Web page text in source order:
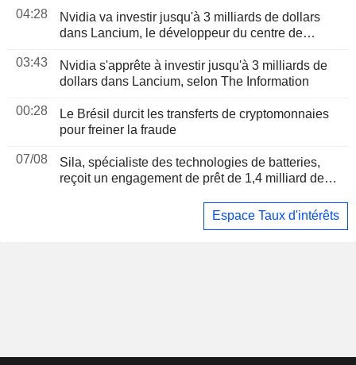
04:28
Nvidia va investir jusqu'à 3 milliards de dollars
dans Lancium, le développeur du centre de
03:43
Nvidia s'apprête à investir jusqu'à 3 milliards de
dollars dans Lancium, selon The Information
00:28
Le Brésil durcit les transferts de cryptomonnaies
pour freiner la fraude
07/08
Sila, spécialiste des technologies de batteries,
reçoit un engagement de prêt de 1,4 milliard de
Espace Taux d'intérêts